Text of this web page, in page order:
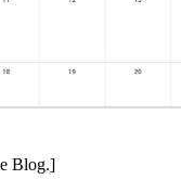
Blog.]